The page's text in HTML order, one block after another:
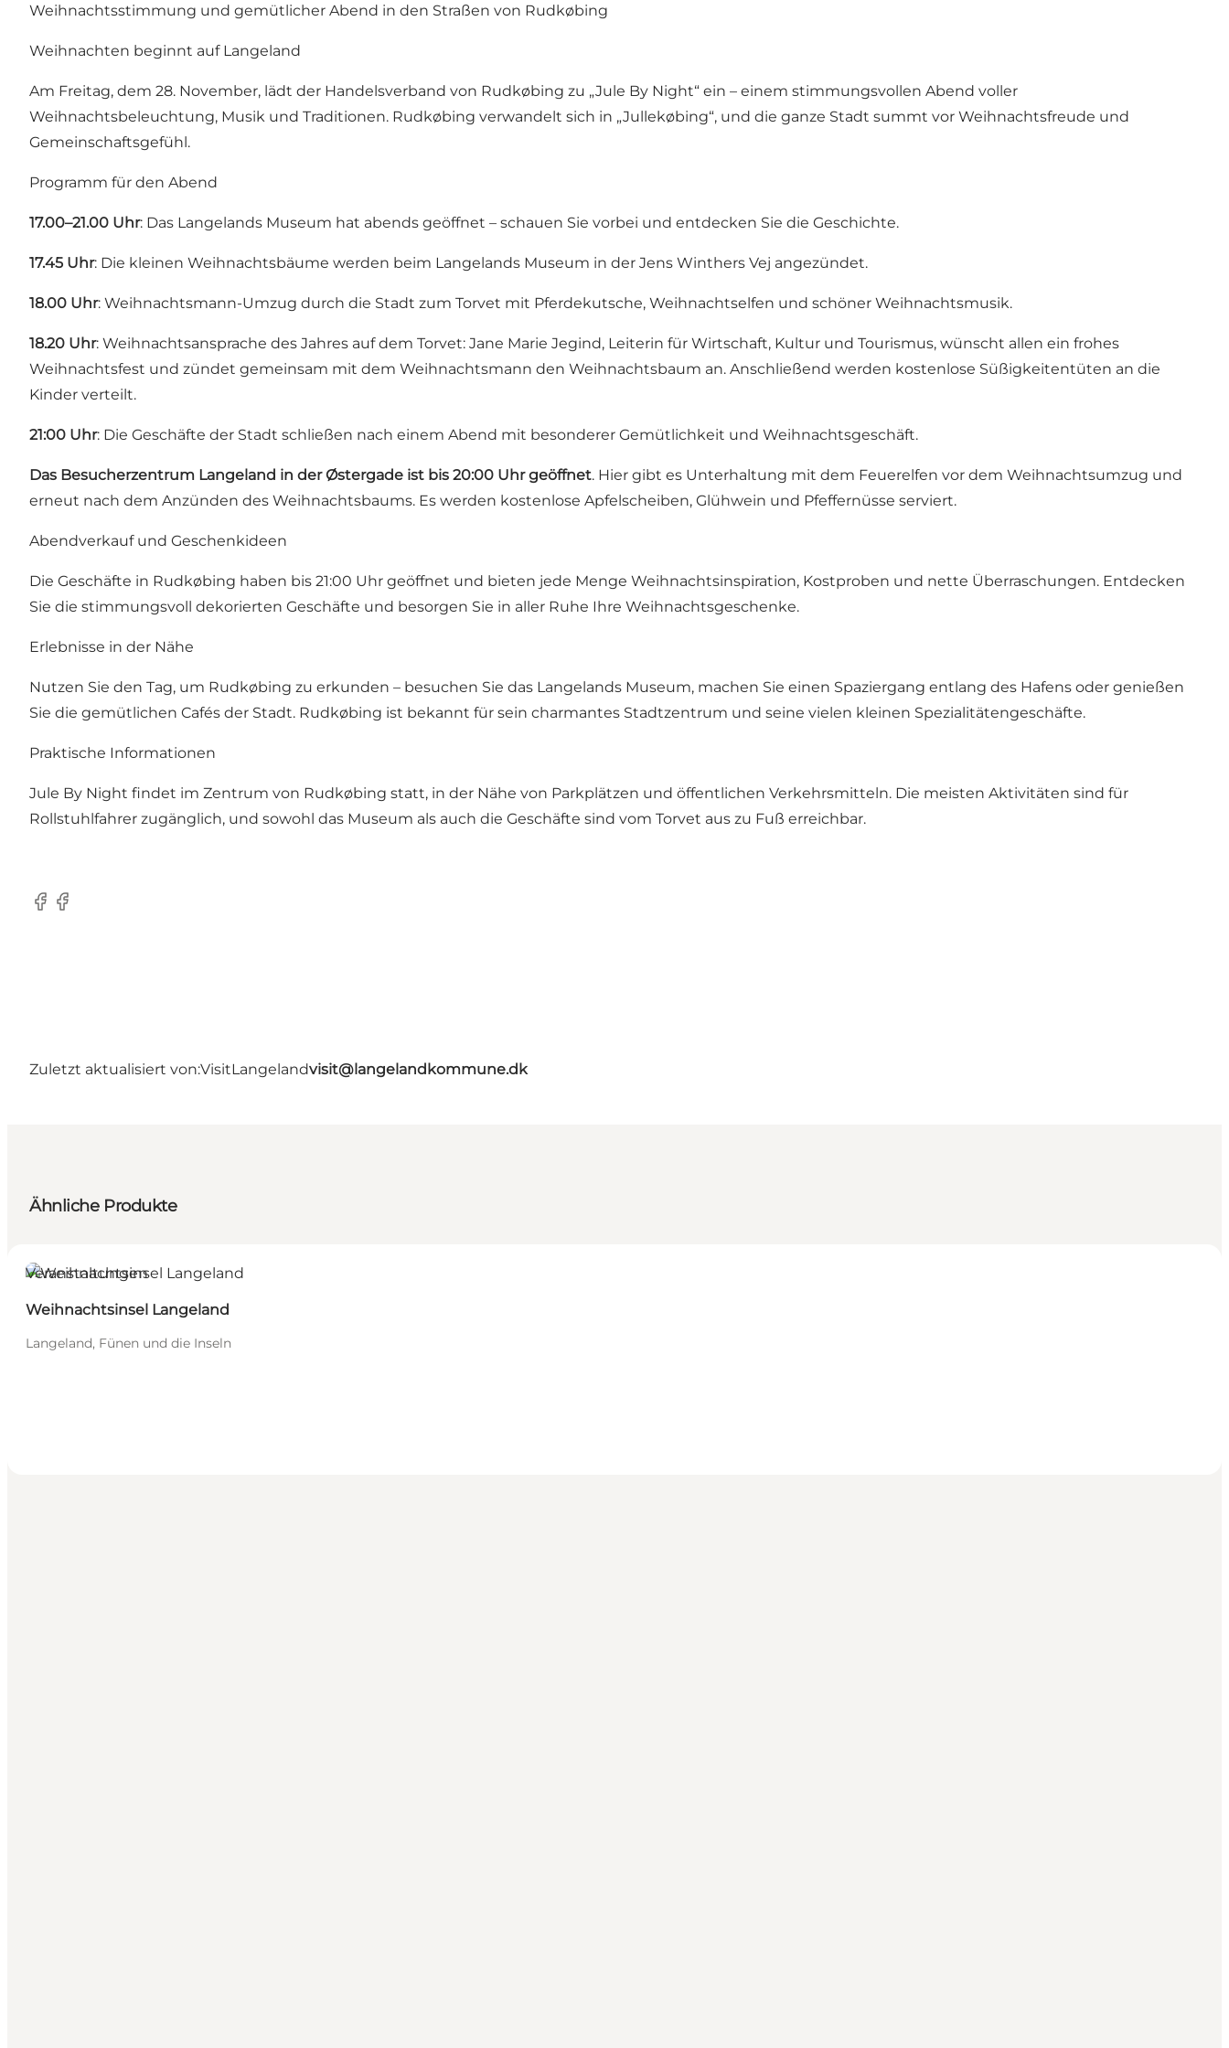
Weihnachtsstimmung und gemütlicher Abend in den Straßen von Rudkøbing
Weihnachten beginnt auf Langeland
Am Freitag, dem 28. November, lädt der Handelsverband von Rudkøbing zu „Jule By Night“ ein – einem stimmungsvollen Abend voller
Weihnachtsbeleuchtung, Musik und Traditionen. Rudkøbing verwandelt sich in „Jullekøbing“, und die ganze Stadt summt vor Weihnachtsfreude und
Gemeinschaftsgefühl.
Programm für den Abend
17.00–21.00 Uhr: Das Langelands Museum hat abends geöffnet – schauen Sie vorbei und entdecken Sie die Geschichte.
17.45 Uhr: Die kleinen Weihnachtsbäume werden beim Langelands Museum in der Jens Winthers Vej angezündet.
18.00 Uhr: Weihnachtsmann-Umzug durch die Stadt zum Torvet mit Pferdekutsche, Weihnachtselfen und schöner Weihnachtsmusik.
18.20 Uhr: Weihnachtsansprache des Jahres auf dem Torvet: Jane Marie Jegind, Leiterin für Wirtschaft, Kultur und Tourismus, wünscht allen ein frohes
Weihnachtsfest und zündet gemeinsam mit dem Weihnachtsmann den Weihnachtsbaum an. Anschließend werden kostenlose Süßigkeitentüten an die
Kinder verteilt.
21:00 Uhr: Die Geschäfte der Stadt schließen nach einem Abend mit besonderer Gemütlichkeit und Weihnachtsgeschäft.
Das Besucherzentrum Langeland in der Østergade ist bis 20:00 Uhr geöffnet. Hier gibt es Unterhaltung mit dem Feuerelfen vor dem Weihnachtsumzug und
erneut nach dem Anzünden des Weihnachtsbaums. Es werden kostenlose Apfelscheiben, Glühwein und Pfeffernüsse serviert.
Abendverkauf und Geschenkideen
Die Geschäfte in Rudkøbing haben bis 21:00 Uhr geöffnet und bieten jede Menge Weihnachtsinspiration, Kostproben und nette Überraschungen. Entdecken
Sie die stimmungsvoll dekorierten Geschäfte und besorgen Sie in aller Ruhe Ihre Weihnachtsgeschenke.
Erlebnisse in der Nähe
Nutzen Sie den Tag, um Rudkøbing zu erkunden – besuchen Sie das Langelands Museum, machen Sie einen Spaziergang entlang des Hafens oder genießen
Sie die gemütlichen Cafés der Stadt. Rudkøbing ist bekannt für sein charmantes Stadtzentrum und seine vielen kleinen Spezialitätengeschäfte.
Praktische Informationen
Jule By Night findet im Zentrum von Rudkøbing statt, in der Nähe von Parkplätzen und öffentlichen Verkehrsmitteln. Die meisten Aktivitäten sind für
Rollstuhlfahrer zugänglich, und sowohl das Museum als auch die Geschäfte sind vom Torvet aus zu Fuß erreichbar.
Facebook
Facebook
Zuletzt aktualisiert von:VisitLangelandvisit@langelandkommune.dk
Ähnliche Produkte
Veranstaltungen
Weihnachtsinsel Langeland
Langeland, Fünen und die Inseln